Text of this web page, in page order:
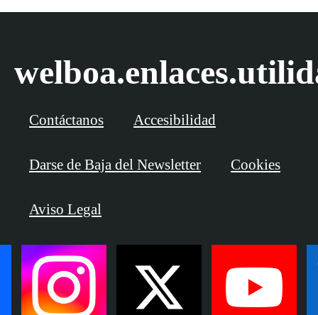
Contáctanos Accesibilidad
Darse de Baja del Newsletter Cookies
Aviso Legal